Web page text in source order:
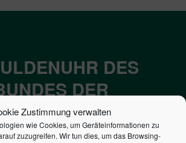
Zustimmung verwalten
wie Cookies, um Geräteinformationen zu
zuzugreifen. Wir tun dies, um das Browsing-
DES
DER